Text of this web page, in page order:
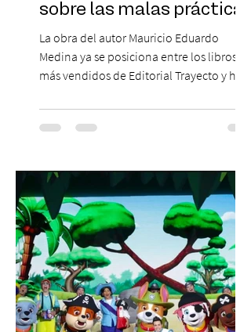
sobre las malas prácticas
laborales y el futuro del
trabajo
La obra del autor Mauricio Eduardo
Medina ya se posiciona entre los libros
más vendidos de Editorial Trayecto y ha
para mejorar los procesos de selección
laboral en Chile. En un contexto donde el
experiencias laborales forman parte de la
realidad de miles de trabajadores, Trabajo
de Monos – Reflexiones de la Selva
Corporativa, del autor Mauricio Eduardo
Medina, ha trascendido el ámbito editorial